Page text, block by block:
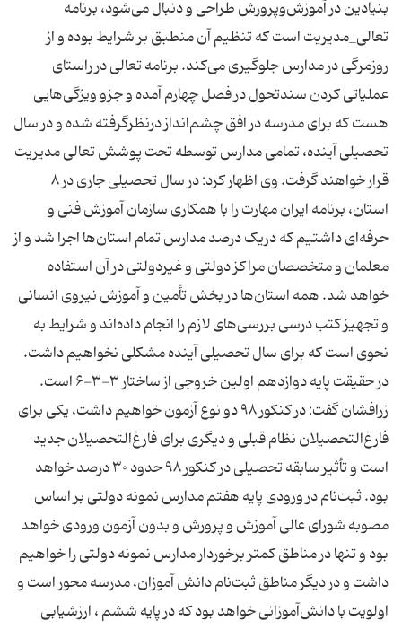
بنیادین در آموزش‌وپرورش طراحی و دنبال می‌شود، برنامه
تعالی_مدیریت است که تنظیم آن منطبق بر شرایط بوده و از
روزمرگی در مدارس جلوگیری می‌کند. برنامه تعالی در راستای
عملیاتی کردن سندتحول در فصل چهارم آمده و جزو ویژگی‌هایی
هست که برای مدرسه در افق چشم‌انداز درنظرگرفته شده و در سال
تحصیلی آینده، تمامی مدارس توسطه تحت پوشش تعالی مدیریت
قرار خواهند گرفت. وی اظهار کرد: در سال تحصیلی جاری در ۸
استان، برنامه ایران مهارت را با همکاری سازمان آموزش فنی و
حرفه‌ای داشتیم که دریک درصد مدارس تمام استان‌ها اجرا شد و از
معلمان و متخصصان مراکز دولتی و غیردولتی در آن استفاده
خواهد شد. همه استان‌ها در بخش تأمین و آموزش نیروی انسانی
و تجهیز کتب درسی بررسی‌های لازم را انجام داده‌اند و شرایط به
نحوی است که برای سال تحصیلی آینده مشکلی نخواهیم داشت.
در حقیقت پایه دوازدهم اولین خروجی از ساختار ۳-۳-۶ است.
زرافشان گفت: در کنکور ۹۸ دو نوع آزمون خواهیم داشت، یکی برای
فارغ‌التحصیلان نظام قبلی و دیگری برای فارغ‌التحصیلان جدید
است و تأثیر سابقه تحصیلی در کنکور ۹۸ حدود ۳۰ درصد خواهد
بود. ثبت‌نام در ورودی پایه هفتم مدارس نمونه دولتی بر اساس
مصوبه شورای عالی آموزش‌ و پرورش و بدون آزمون ورودی خواهد
بود و تنها در مناطق کمتر برخوردار مدارس نمونه دولتی را خواهیم
داشت و در دیگر مناطق ثبت‌نام دانش آموزان، مدرسه محور است و
اولویت با دانش‌آموزانی خواهد بود که در پایه ششم ، ارزشیابی